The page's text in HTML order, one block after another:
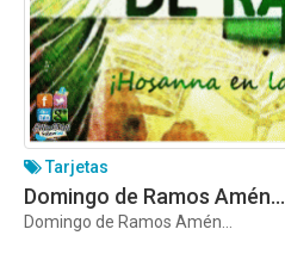
Tarjetas
Domingo de Ramos Amén…
Domingo de Ramos Amén…